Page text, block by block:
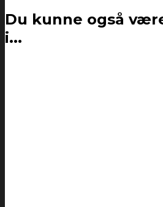
Du kunne også
i...